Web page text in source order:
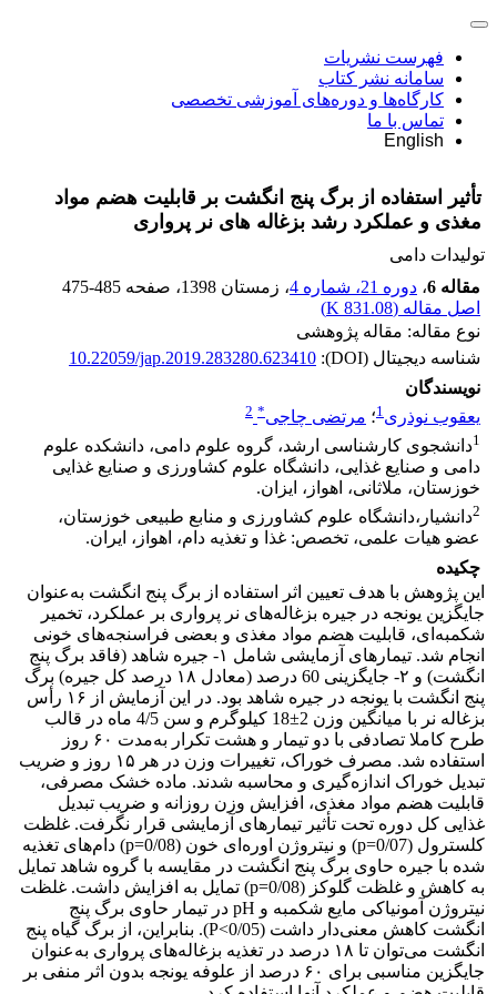
فهرست نشریات
سامانه نشر کتاب
کارگاه‌ها و دوره‌های آموزشی تخصصی
تماس با ما
English
تأثیر استفاده از برگ پنج انگشت بر قابلیت هضم مواد
مغذی و عملکرد رشد بزغاله های نر پرواری
تولیدات دامی
مقاله 6
، دوره 21، شماره 4 ، زمستان 1398 ، صفحه 475-485
اصل مقاله (831.08 K
)
نوع مقاله: مقاله پژوهشی
شناسه دیجیتال (DOI):
10.22059/jap.2019.283280.623410
نویسندگان
یعقوب نوذری1؛ مرتضی چاجی*
2
1دانشجوی کارشناسی ارشد، گروه علوم دامی، دانشکده علوم
دامی و صنایع غذایی، دانشگاه علوم کشاورزی و صنایع غذایی
خوزستان، ملاثانی، اهواز، ایزان.
2دانشیار،دانشگاه علوم کشاورزی و منابع طبیعی خوزستان،
عضو هیات علمی، تخصص: غذا و تغذیه دام، اهواز، ایران.
چکیده
این پژوهش با هدف تعیین اثر استفاده از برگ پنج انگشت به‌عنوان
جایگزین یونجه در جیره‌ بزغاله‌های نر پرواری بر عملکرد، تخمیر
شکمبه‌ای، قابلیت هضم مواد مغذی و بعضی فراسنجه‌‌های خونی
انجام شد. تیمارهای آزمایشی شامل ۱- جیره شاهد (فاقد برگ پنج
انگشت) و ۲- جایگزینی 60 درصد (معادل ۱۸ درصد کل جیره) برگ
پنج انگشت با یونجه در جیره شاهد بود. در این آزمایش از ۱۶ رأس
بزغاله نر با میانگین وزن 2±18 کیلوگرم و سن 4/5 ماه در قالب
طرح کاملا تصادفی با دو تیمار و هشت تکرار به‌مدت ۶۰ روز
استفاده شد. مصرف خوراک، تغییرات وزن در هر ۱۵ روز و ضریب
تبدیل خوراک اندازه‌‌گیری و محاسبه شدند. ماده خشک مصرفی،
قابلیت هضم مواد مغذی، افزایش وزن روزانه و ضریب تبدیل
غذایی کل دوره تحت تأثیر تیمارهای آزمایشی قرار نگرفت. غلظت
کلسترول (p=0/07) و نیتروژن اوره‌ای خون (p=0/08) دا‌م‌های تغذیه
شده با جیره حاوی برگ پنج انگشت در مقایسه با گروه شاهد تمایل
به کاهش و غلظت گلوکز (p=0/08) تمایل به افزایش داشت. غلظت
نیتروژن آمونیاکی مایع شکمبه و pH در تیمار حاوی برگ پنج
انگشت کاهش معنی‌دار داشت (0/05>P). بنابراین، از برگ گیاه پنج
انگشت می‌توان تا ۱۸ درصد در تغذیه بزغاله‌های پرواری به‌عنوان
جایگزین مناسبی برای ۶۰ درصد از علوفه یونجه بدون اثر منفی بر